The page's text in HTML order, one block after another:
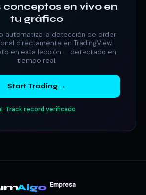
conceptos en vivo en
tu gráfico
automatiza la detección de order
directamente en TradingView.
en esta lección — detectado en
tiempo real.
Start Trading →
Track record verificado
Algo Empresa